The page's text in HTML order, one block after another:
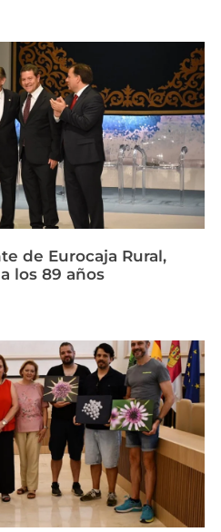
de Eurocaja Rural,
los 89 años